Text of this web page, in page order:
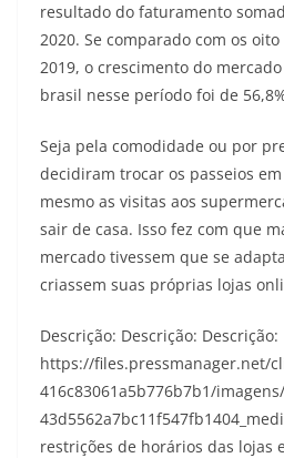
resultado do faturamento
2020. Se comparado com os
2019, o crescimento do
brasil nesse período foi de
Seja pela comodidade ou por
decidiram trocar os passeios
mesmo as visitas aos
sair de casa. Isso fez com que
mercado tivessem que se
criassem suas próprias lojas
Descrição: Descrição: Descrição:
https://files.pressmanager.net/
416c83061a5b776b7b1/
restrições de horários das lojas